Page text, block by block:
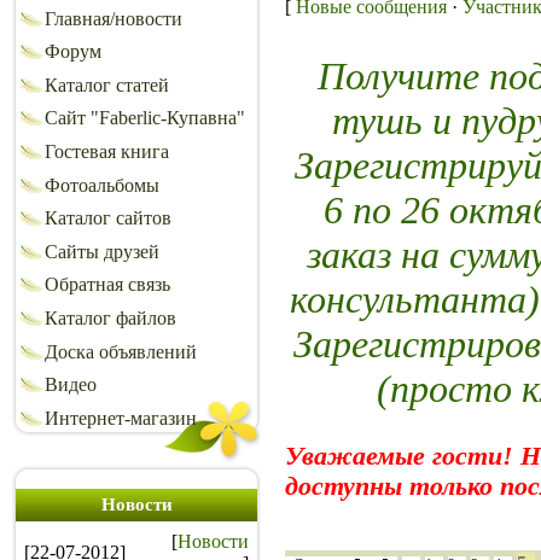
Главная/новости
Форум
Каталог статей
Сайт "Faberlic-Купавна"
Гостевая книга
Фотоальбомы
Каталог сайтов
Сайты друзей
Обратная связь
Каталог файлов
Доска объявлений
Видео
Интернет-магазин
Новости
[22-07-2012]
[Новости
[ Новые сообщения ·
Получите
тушь и
6 по 26
заказ на
(просто
Уважаемые гости!
доступны только